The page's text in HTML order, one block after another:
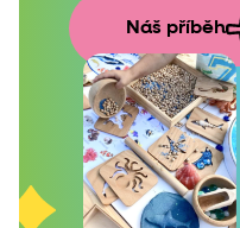
Náš příběh